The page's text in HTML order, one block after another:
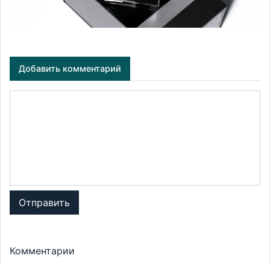
Добавить комментарий
Отправить
Комментарии